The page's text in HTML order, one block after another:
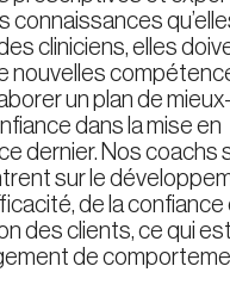
connaissances
cliniciens, elles
nouvelles
un plan de
dans la mise en
dernier. Nos coachs
sur le
de la
des clients, ce qui
de